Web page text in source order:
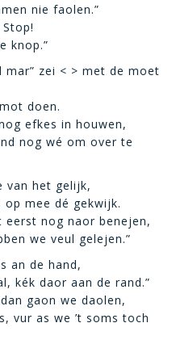
nie faolen.”
knop.”
mar” zei < > met de moet
doen.
efkes in houwen,
nog wé om over te
van het gelijk,
op mee dé gekwijk.
eerst nog naor benejen,
we veul gelejen.”
an de hand,
kék daor aan de rand.”
gaon we daolen,
vur as we ’t soms toch